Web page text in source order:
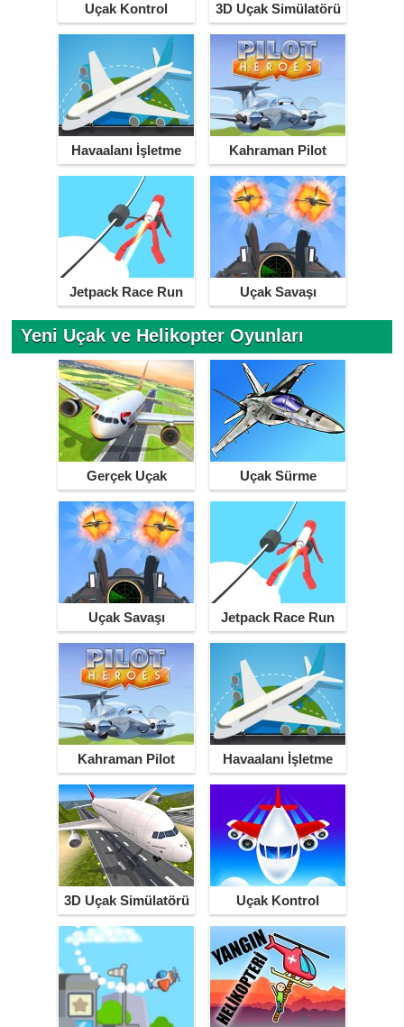
Uçak Kontrol 3D Uçak Simülatörü
Havaalanı İşletme Kahraman Pilot
Jetpack Race Run Uçak Savaşı
Yeni Uçak ve Helikopter Oyunları
Gerçek Uçak
Simülatörü
Uçak Sürme
Uçak Savaşı Jetpack Race Run
Kahraman Pilot Havaalanı İşletme
3D Uçak Simülatörü Uçak Kontrol